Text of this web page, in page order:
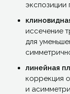
экспозиции
иссечение
для
линейная
коррекция
и